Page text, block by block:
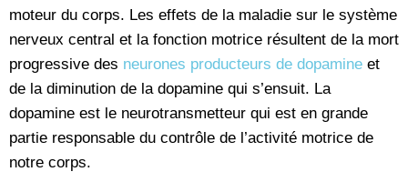
moteur du corps. Les effets de la maladie sur le système
nerveux central et la fonction motrice résultent de la mort
progressive des neurones producteurs de dopamine et
de la diminution de la dopamine qui s’ensuit. La
dopamine est le neurotransmetteur qui est en grande
partie responsable du contrôle de l’activité motrice de
notre corps.